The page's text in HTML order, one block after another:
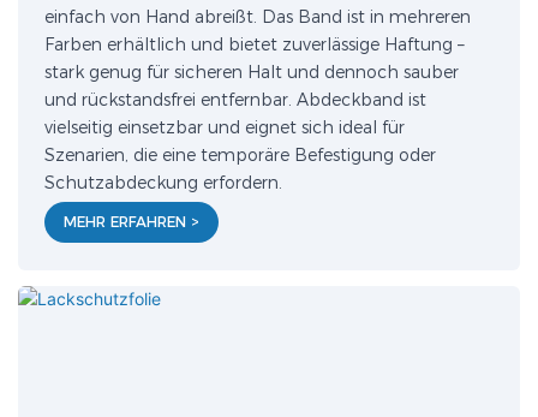
einfach von Hand abreißt. Das Band ist in mehreren
Farben erhältlich und bietet zuverlässige Haftung –
stark genug für sicheren Halt und dennoch sauber
und rückstandsfrei entfernbar. Abdeckband ist
vielseitig einsetzbar und eignet sich ideal für
Szenarien, die eine temporäre Befestigung oder
Schutzabdeckung erfordern.
MEHR ERFAHREN >